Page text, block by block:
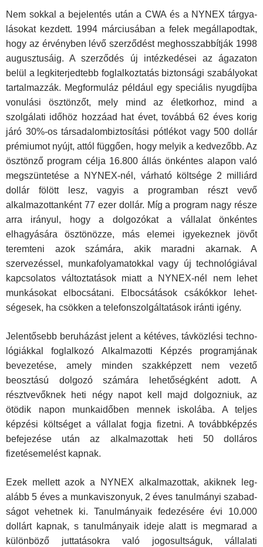
Nem sokkal a bejelentés után a CWA és a NYNEX tárgya­
lásokat kezdett. 1994 márciusában a felek megállapodtak,
hogy az érvényben lévő szerződést meghosszabbítják 1998
au­gusztusáig. A szerződés új intézkedései az ágazaton
belül a legkiterjedtebb foglalkoztatás biztonsági szabályokat
tartal­mazzák. Megformuláz például egy speciális nyugdíjba
vonu­lási ösztönzőt, mely mind az életkorhoz, mind a
szolgálati idő­höz hozzáad hat évet, továbbá 62 éves korig
járó 30%-os társadalombiztosítási pótlékot vagy 500 dollár
prémiumot nyújt, attól függően, hogy melyik a kedvezőbb. Az
ösztönző program célja 16.800 állás önkéntes alapon való
megszünte­tése a NYNEX-nél, várható költsége 2 milliárd
dollár fölött lesz, vagyis a programban részt vevő
alkalmazottanként 77 ezer dollár. Míg a program nagy része
arra irányul, hogy a dolgozókat a vállalat önkéntes
elhagyására ösztönözze, más elemei igyekeznek jövőt
teremteni azok számára, akik marad­ni akarnak. A
szervezéssel, munkafolyamatokkal vagy új tech­nológiával
kapcsolatos változtatások miatt a NYNEX-nél nem lehet
munkásokat elbocsátani. Elbocsátások csákókkor lehet­
ségesek, ha csökken a telefonszolgáltatások iránti igény.
Jelentősebb beruházást jelent a kétéves, távközlési techno­
lógiákkal foglalkozó Alkalmazotti Képzés programjának
beve­zetése, amely minden szakképzett nem vezető
beosztású dol­gozó számára lehetőségként adott. A
résztvevőknek heti négy napot kell majd dolgozniuk, az
ötödik napon munkaidőben mennek iskolába. A teljes
képzési költséget a vállalat fogja fizetni. A továbbképzés
befejezése után az alkalmazottak heti 50 dolláros
fizetésemelést kapnak.
Ezek mellett azok a NYNEX alkalmazottak, akiknek leg­
alább 5 éves a munkaviszonyuk, 2 éves tanulmányi szabad­
ságot vehetnek ki. Tanulmányaik fedezésére évi 10.000
dollárt kapnak, s tanulmányaik ideje alatt is megmarad a
különböző juttatásokra való jogosultságuk, vállalati